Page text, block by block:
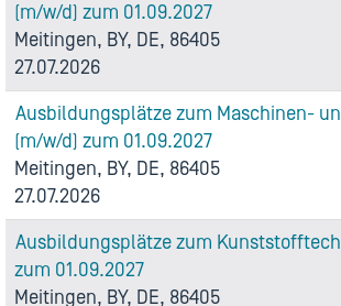
(m/w/d) zum 01.09.2027
Meitingen, BY, DE, 86405
27.07.2026
Ausbildungsplätze zum Maschinen-
(m/w/d) zum 01.09.2027
Meitingen, BY, DE, 86405
27.07.2026
Ausbildungsplätze zum
zum 01.09.2027
Meitingen, BY, DE, 86405